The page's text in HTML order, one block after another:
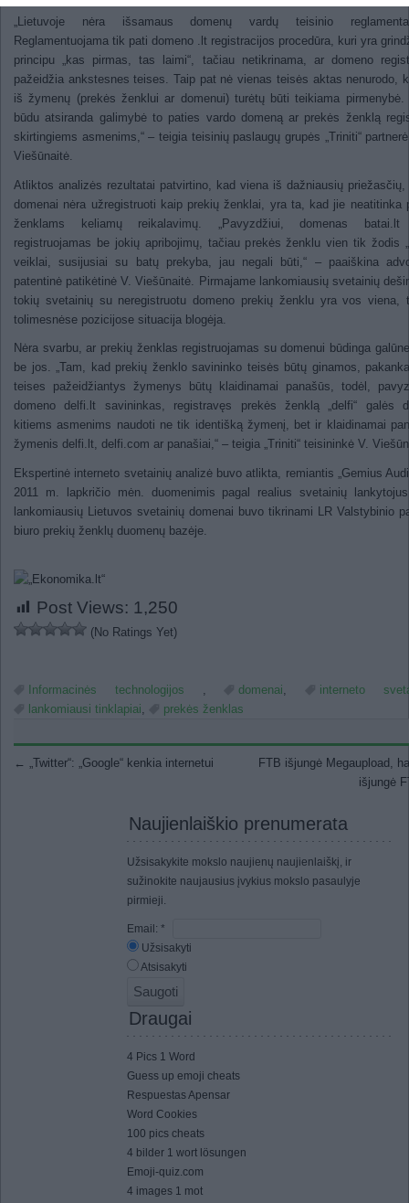
„Lietuvoje nėra išsamaus domenų vardų teisinio
Reglamentuojama tik pati domeno .lt registracijos procedūra, kuri yra
principu „kas pirmas, tas laimi“, tačiau netikrinama, ar domeno
pažeidžia ankstesnes teises. Taip pat nė vienas teisės aktas nenurodo,
iš žymenų (prekės ženklui ar domenui) turėtų būti teikiama pirmenybė.
būdu atsiranda galimybė to paties vardo domeną ar prekės ženklą
skirtingiems asmenims,“ – teigia teisinių paslaugų grupės „Triniti“
Viešūnaitė.
Atliktos analizės rezultatai patvirtino, kad viena iš dažniausių priežasčių,
domenai nėra užregistruoti kaip prekių ženklai, yra ta, kad jie neatitinka
ženklams keliamų reikalavimų. „Pavyzdžiui, domenas batai.lt
registruojamas be jokių apribojimų, tačiau prekės ženklu vien tik žodis
veiklai, susijusiai su batų prekyba, jau negali būti,“ – paaiškina
patentinė patikėtinė V. Viešūnaitė. Pirmajame lankomiausių svetainių
tokių svetainių su neregistruotu domeno prekių ženklu yra vos viena,
tolimesnėse pozicijose situacija blogėja.
Nėra svarbu, ar prekių ženklas registruojamas su domenui būdinga
be jos. „Tam, kad prekių ženklo savininko teisės būtų ginamos,
teises pažeidžiantys žymenys būtų klaidinamai panašūs, todėl,
domeno delfi.lt savininkas, registravęs prekės ženklą „delfi“ galės
kitiems asmenims naudoti ne tik identišką žymenį, bet ir klaidinamai
žymenis delfi.lt, delfi.com ar panašiai,“ – teigia „Triniti“ teisininkė V.
Ekspertinė interneto svetainių analizė buvo atlikta, remiantis „Gemius
2011 m. lapkričio mėn. duomenimis pagal realius svetainių
lankomiausių Lietuvos svetainių domenai buvo tikrinami LR Valstybinio
biuro prekių ženklų duomenų bazėje.
Post Views: 1,250
(No Ratings Yet)
Informacinės technologijos , domenai,
interneto
lankomiausi tinklapiai, prekės ženklas
Post navigation
← „Twitter“: „Google“ kenkia internetui
FTB išjungė Megaupload,
išjungė
Naujienlaiškio prenumerata
Užsisakykite mokslo naujienų naujienlaiškį, ir
sužinokite naujausius įvykius mokslo pasaulyje
pirmieji.
Email: *
Užsisakyti
Atsisakyti
Draugai
4 Pics 1 Word
Guess up emoji cheats
Respuestas Apensar
Word Cookies
100 pics cheats
4 bilder 1 wort lösungen
Emoji-quiz.com
4 images 1 mot